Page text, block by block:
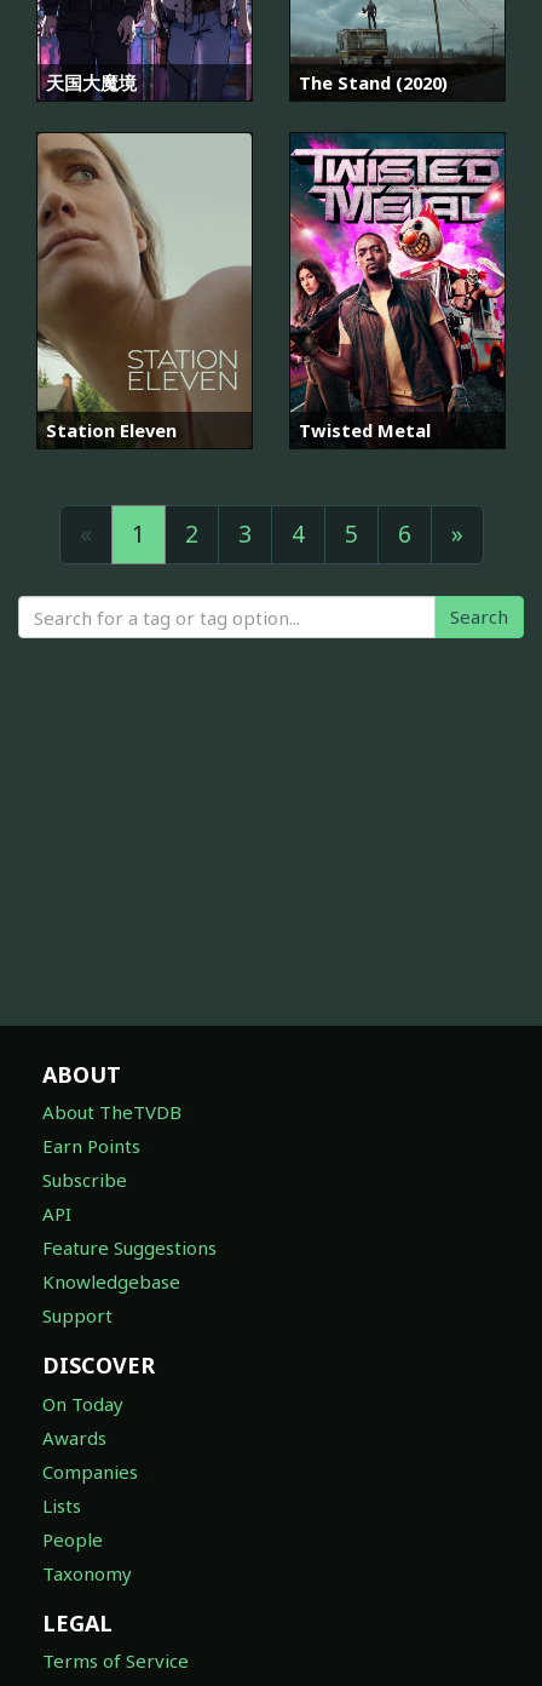
天国大魔境 The Stand (2020)
Station Eleven Twisted Metal
« 1 2 3 4 5 6 »
Search
ABOUT
About TheTVDB
Earn Points
Subscribe
API
Feature Suggestions
Knowledgebase
Support
DISCOVER
On Today
Awards
Companies
Lists
People
Taxonomy
LEGAL
Terms of Service